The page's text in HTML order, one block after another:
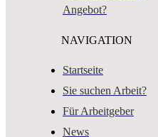
Angebot?
NAVIGATION
Startseite
Sie suchen Arbeit?
Für Arbeitgeber
News